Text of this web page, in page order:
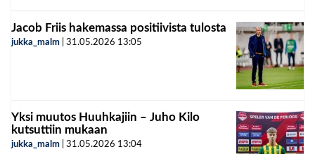
Jacob Friis hakemassa positiivista tulosta
jukka_malm 31.05.2026 13:05
Yksi muutos Huuhkajiin – Juho Kilo
kutsuttiin mukaan
jukka_malm 31.05.2026 13:04